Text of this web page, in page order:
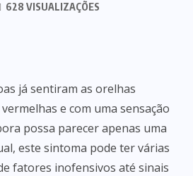
628 VISUALIZAÇÕES
já sentiram as orelhas
e com uma sensação
possa parecer apenas uma
este sintoma pode ter várias
fatores inofensivos até sinais